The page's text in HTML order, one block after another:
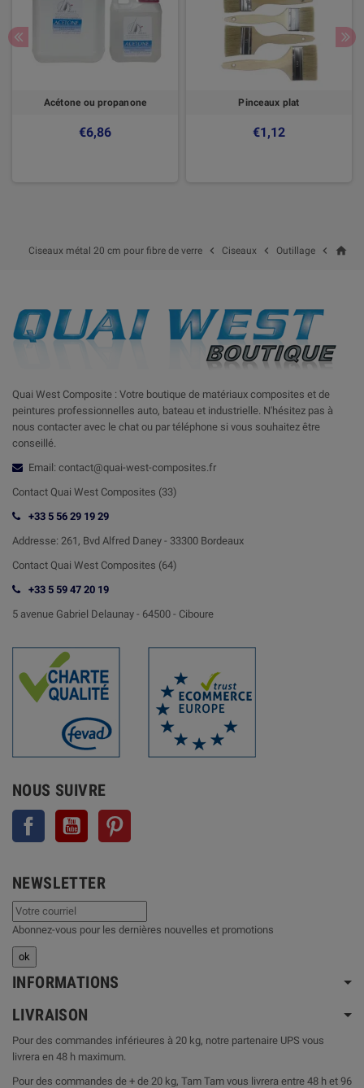
Acétone ou propanone
€6,86
Pinceaux plat
€1,12
home

Outillage

Ciseaux

Ciseaux métal 20 cm pour fibre de verre
Quai West Composite : Votre boutique de matériaux composites et de
peintures professionnelles auto, bateau et industrielle. N'hésitez pas à
nous contacter avec le chat ou par téléphone si vous souhaitez être
conseillé.
Email: contact@quai-west-composites.fr
Contact Quai West Composites (33)
+33 5 56 29 19 29
Addresse: 261, Bvd Alfred Daney - 33300 Bordeaux
Contact Quai West Composites (64)
+33 5 59 47 20 19
5 avenue Gabriel Delaunay - 64500 - Ciboure
NOUS SUIVRE
Facebook YouTube
NEWSLETTER
Abonnez-vous pour les dernières nouvelles et promotions
INFORMATIONS
LIVRAISON
Pour des commandes inférieures à 20 kg, notre partenaire UPS vous
livrera en 48 h maximum.
Pour des commandes de + de 20 kg, Tam Tam vous livrera entre 48 h et 96